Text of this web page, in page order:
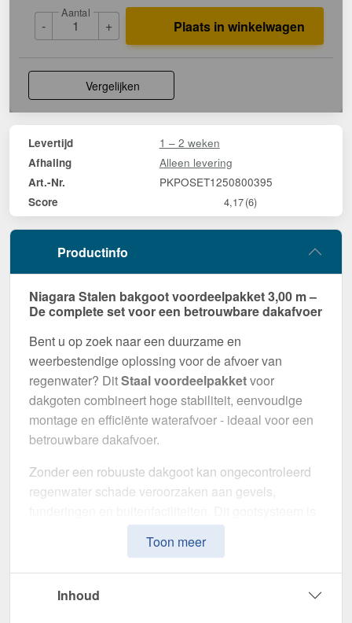
-
Aantal
+ Plaats in winkelwagen
Vergelijken
Levertijd 1 – 2 weken
Afhaling Alleen levering
Art.-Nr. PKPOSET1250800395
Score 4,17(6)
Productinfo
Niagara Stalen bakgoot voordeelpakket 3,00 m –
De complete set voor een betrouwbare dakafvoer
Bent u op zoek naar een duurzame en
weerbestendige oplossing voor de afvoer van
regenwater? DitStaal voordeelpakketvoor
dakgoten combineert hoge stabiliteit, eenvoudige
montage en efficiënte waterafvoer - ideaal voor een
betrouwbare dakafvoer.
Zonder een robuuste dakgoot kan ongecontroleerd
regenwater schade veroorzaken aan gevels,
speciaal ontwikkeld om eenveilige en duurzame
afwateringsoplossingte bieden. Het maakt indruk
met zijn hoge weerstand, doordachte ontwerp en
eenvoudige installatie.
Toon meer
Inhoud